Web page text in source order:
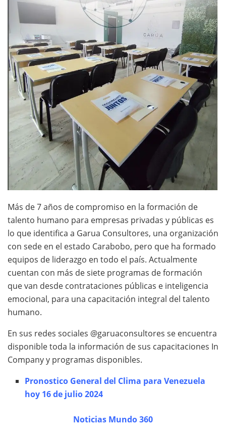
Más de 7 años de compromiso en la formación de
talento humano para empresas privadas y públicas es
lo que identifica a Garua Consultores, una organización
con sede en el estado Carabobo, pero que ha formado
equipos de liderazgo en todo el país. Actualmente
cuentan con más de siete programas de formación
que van desde contrataciones públicas e inteligencia
emocional, para una capacitación integral del talento
humano.
En sus redes sociales @garuaconsultores se encuentra
disponible toda la información de sus capacitaciones In
Company y programas disponibles.
Pronostico General del Clima para Venezuela
hoy 16 de julio 2024
Noticias Mundo 360